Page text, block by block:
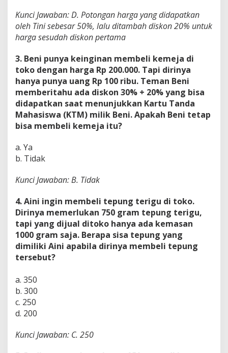
Kunci Jawaban: D. Potongan harga yang didapatkan
oleh Tini sebesar 50%, lalu ditambah diskon 20% untuk
harga sesudah diskon pertama
3. Beni punya keinginan membeli kemeja di
toko dengan harga Rp 200.000. Tapi dirinya
hanya punya uang Rp 100 ribu. Teman Beni
memberitahu ada diskon 30% + 20% yang bisa
didapatkan saat menunjukkan Kartu Tanda
Mahasiswa (KTM) milik Beni. Apakah Beni tetap
bisa membeli kemeja itu?
a. Ya
b. Tidak
Kunci Jawaban: B. Tidak
4. Aini ingin membeli tepung terigu di toko.
Dirinya memerlukan 750 gram tepung terigu,
tapi yang dijual ditoko hanya ada kemasan
1000 gram saja. Berapa sisa tepung yang
dimiliki Aini apabila dirinya membeli tepung
tersebut?
a. 350
b. 300
c. 250
d. 200
Kunci Jawaban: C. 250